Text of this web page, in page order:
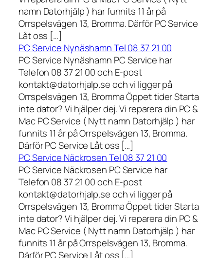
namn Datorhjälp ) har funnits 11 år på
Orrspelsvägen 13, Bromma. Därför PC Service
Låt oss […]
PC Service Nynäshamn Tel 08 37 21 00
PC Service Nynäshamn PC Service har
Telefon 08 37 21 00 och E-post
kontakt@datorhjalp.se och vi ligger på
Orrspelsvägen 13, Bromma Öppet tider Starta
inte dator? Vi hjälper dej. Vi reparera din PC &
Mac PC Service ( Nytt namn Datorhjälp ) har
funnits 11 år på Orrspelsvägen 13, Bromma.
Därför PC Service Låt oss […]
PC Service Näckrosen Tel 08 37 21 00
PC Service Näckrosen PC Service har
Telefon 08 37 21 00 och E-post
kontakt@datorhjalp.se och vi ligger på
Orrspelsvägen 13, Bromma Öppet tider Starta
inte dator? Vi hjälper dej. Vi reparera din PC &
Mac PC Service ( Nytt namn Datorhjälp ) har
funnits 11 år på Orrspelsvägen 13, Bromma.
Därför PC Service Låt oss […]